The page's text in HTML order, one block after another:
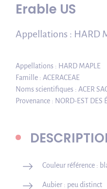
Erable US
Appellations : HARD
Appellations : HARD MAPLE
Famille : ACERACEAE
Noms scientifiques : ACER
Provenance : NORD-EST DES
Couleur référence :
Aubier : peu distinct